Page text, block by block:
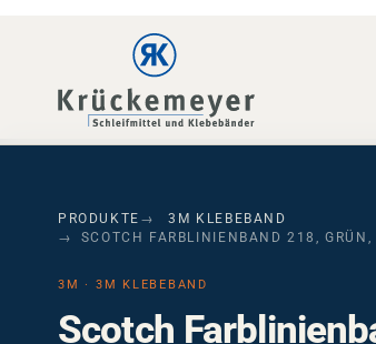
PRODUKTE
3M KLEBEBAND
SCOTCH FARBLINIENBAND 218,
Scotch